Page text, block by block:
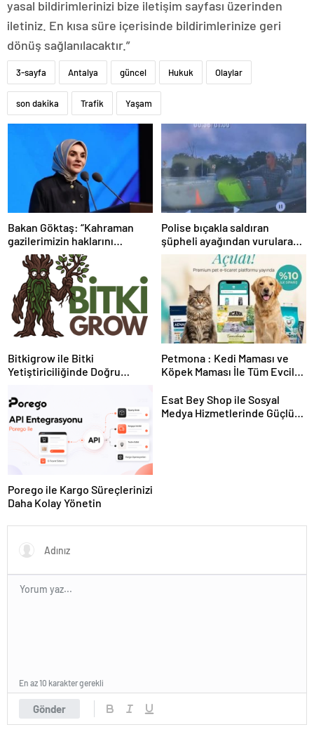
yasal bildirimlerinizi bize iletişim sayfası üzerinden
iletiniz. En kısa süre içerisinde bildirimlerinize geri
dönüş sağlanılacaktır.”
3-sayfa Antalya güncel Hukuk Olaylar
son dakika Trafik Yaşam
Bakan Göktaş: “Kahraman
gazilerimizin haklarını
güçlendiren yeni bir dönemin
kapılarını aralıyoruz”
Polise bıçakla saldıran
şüpheli ayağından vurularak
yakalandı
Bitkigrow ile Bitki
Yetiştiriciliğinde Doğru
Petmona : Kedi Maması ve
Köpek Maması İle Tüm Evcil
Porego ile Kargo Süreçlerinizi
Daha Kolay Yönetin
Esat Bey Shop ile Sosyal
Medya Hizmetlerinde Güçlü
Gönder
En az 10 karakter gerekli